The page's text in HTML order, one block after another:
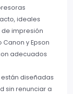
ideales
impresión
y Epson
adecuados
diseñadas
sin renunciar a